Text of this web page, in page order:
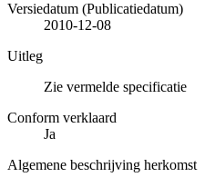
Versiedatum (Publicatiedatum)
2010-12-08
Uitleg
Zie vermelde specificatie
Conform verklaard
Ja
Algemene beschrijving herkomst